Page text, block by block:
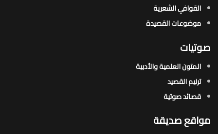
القوافي الشعرية​
موضوعات القصيدة​
صوتيات
المتون العلمية والأدبية
ترنيم القصيد
قصائد صوتية
مواقع صديقة